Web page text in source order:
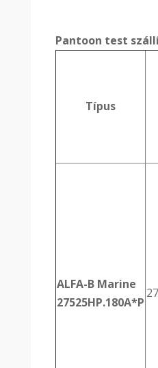
Pantoon test
Típus
ALFA-B Marine
27525HP.180A*P